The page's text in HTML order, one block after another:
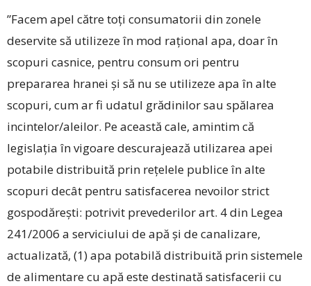
”Facem apel către toți consumatorii din zonele
deservite să utilizeze în mod rațional apa, doar în
scopuri casnice, pentru consum ori pentru
prepararea hranei și să nu se utilizeze apa în alte
scopuri, cum ar fi udatul grădinilor sau spălarea
incintelor/aleilor. Pe această cale, amintim că
legislația în vigoare descurajează utilizarea apei
potabile distribuită prin rețelele publice în alte
scopuri decât pentru satisfacerea nevoilor strict
gospodărești: potrivit prevederilor art. 4 din Legea
241/2006 a serviciului de apă și de canalizare,
actualizată, (1) apa potabilă distribuită prin sistemele
de alimentare cu apă este destinată satis­facerii cu